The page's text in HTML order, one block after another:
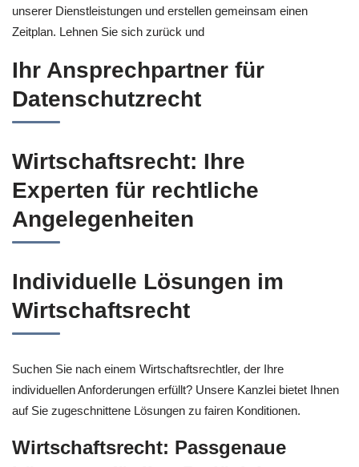
unserer Dienstleistungen und erstellen gemeinsam einen
Zeitplan. Lehnen Sie sich zurück und
Ihr Ansprechpartner für
Datenschutzrecht
Wirtschaftsrecht: Ihre
Experten für rechtliche
Angelegenheiten
Individuelle Lösungen im
Wirtschaftsrecht
Suchen Sie nach einem Wirtschaftsrechtler, der Ihre
individuellen Anforderungen erfüllt? Unsere Kanzlei bietet Ihnen
auf Sie zugeschnittene Lösungen zu fairen Konditionen.
Wirtschaftsrecht: Passgenaue